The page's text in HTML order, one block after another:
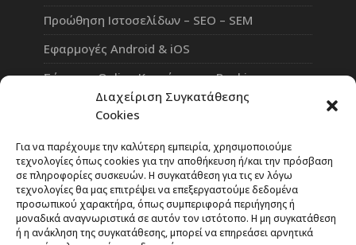
Διαχείριση Συγκατάθεσης
Cookies
Για να παρέχουμε την καλύτερη εμπειρία, χρησιμοποιούμε
τεχνολογίες όπως cookies για την αποθήκευση ή/και την πρόσβαση
σε πληροφορίες συσκευών. Η συγκατάθεση για τις εν λόγω
τεχνολογίες θα μας επιτρέψει να επεξεργαστούμε δεδομένα
προσωπικού χαρακτήρα, όπως συμπεριφορά περιήγησης ή
μοναδικά αναγνωριστικά σε αυτόν τον ιστότοπο. Η μη συγκατάθεση
ή η ανάκληση της συγκατάθεσης, μπορεί να επηρεάσει αρνητικά
Προώθηση Ιστοσελίδων – SEO – SEM
Εφαρμογές Android & iOS
Σύστημα Online Κρατήσεων – Booking
Πλατφόρμα Τηλεκπαίδευσης eLearning
Rate Our Services